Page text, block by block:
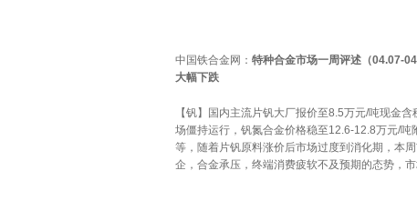
中国铁合金网： 特种合金市场一周评述（04.07-
大幅下跌
【钒】国内主流片钒大厂报价至8.5万元/吨现金
场僵持运行，钒氮合金价格稳至12.6-12.8万元/
等，随着片钒原料涨价后市场过度到消化期，本
企，合金承压，终端消费疲软不及预期的态势，